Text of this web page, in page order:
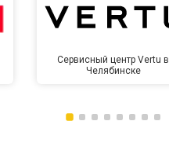
Сервисный центр Vertu в
Челябинске